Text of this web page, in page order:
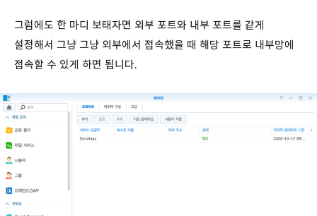
그럼에도 한 마디 보태자면 외부 포트와 내부 포트를 같게
설정해서 그냥 그냥 외부에서 접속했을 때 해당 포트로 내부망에
접속할 수 있게 하면 됩니다.